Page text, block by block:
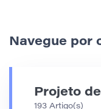
Navegue por
Projeto
193 Artigo(s)